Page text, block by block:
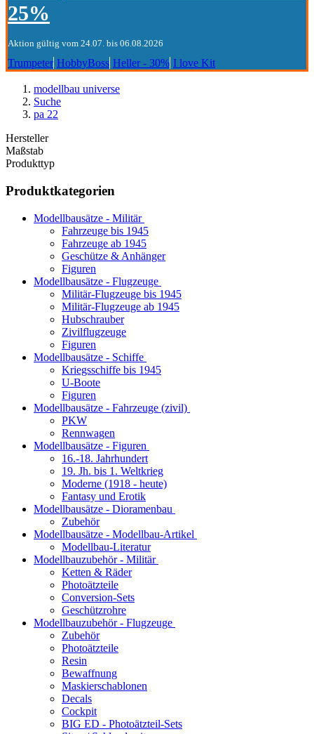
25%
Aktion gültig vom 24.07. bis 06.08.2026
Trumpeter HobbyBoss Heller - 30% I love Kit
modellbau universe
Suche
pa 22
Hersteller
Maßstab
Produkttyp
Produktkategorien
Modellbausätze - Militär
Fahrzeuge bis 1945
Fahrzeuge ab 1945
Geschütze & Anhänger
Figuren
Modellbausätze - Flugzeuge
Militär-Flugzeuge bis 1945
Militär-Flugzeuge ab 1945
Hubschrauber
Zivilflugzeuge
Figuren
Modellbausätze - Schiffe
Kriegsschiffe bis 1945
U-Boote
Figuren
Modellbausätze - Fahrzeuge (zivil)
PKW
Rennwagen
Modellbausätze - Figuren
16.-18. Jahrhundert
19. Jh. bis 1. Weltkrieg
Moderne (1918 - heute)
Fantasy und Erotik
Modellbausätze - Dioramenbau
Zubehör
Modellbausätze - Modellbau-Artikel
Modellbau-Literatur
Modellbauzubehör - Militär
Ketten & Räder
Photoätzteile
Conversion-Sets
Geschützrohre
Modellbauzubehör - Flugzeuge
Zubehör
Photoätzteile
Resin
Bewaffnung
Maskierschablonen
Decals
Cockpit
BIG ED - Photoätzteil-Sets